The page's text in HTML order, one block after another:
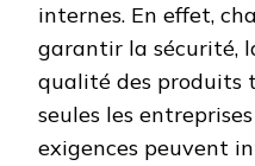
internes. En effet,
garantir la sécurité,
qualité des produits
seules les
exigences peuvent